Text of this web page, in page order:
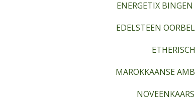
ENERGETIX BINGEN
EDELSTEEN
MAROKKAANSE